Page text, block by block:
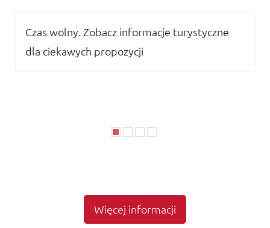
Czas wolny. Zobacz informacje turystyczne
dla ciekawych propozycji
Więcej informacji